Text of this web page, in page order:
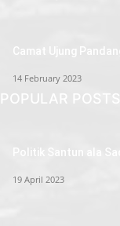
Camat Ujung
14 February 2023
POPULAR POSTS
Politik Santun ala
19 April 2023